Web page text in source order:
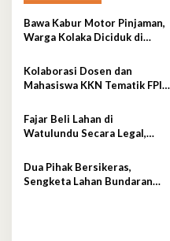
Bawa Kabur Motor Pinjaman,
Warga Kolaka Diciduk di
Kolaborasi Dosen dan
Mahasiswa KKN Tematik FPIK
Lingkungan Pesisir bagi
Anak-anak di Kelurahan
Fajar Beli Lahan di
Watulundu Secara Legal,
Dua Pihak Bersikeras,
Sengketa Lahan Bundaran